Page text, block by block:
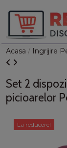
Acasa Ingrijire
La reducere!
Set 2
picioarelor